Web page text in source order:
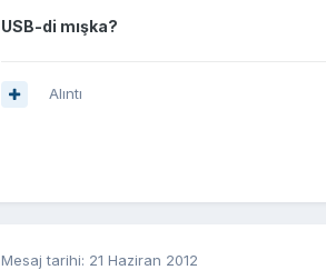
USB-di mışka?
Alıntı
Mesaj tarihi: 21 Haziran 2012